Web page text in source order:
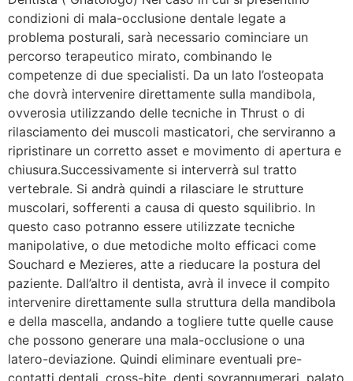
condizioni di mala-occlusione dentale legate a
problema posturali, sarà necessario cominciare un
percorso terapeutico mirato, combinando le
competenze di due specialisti. Da un lato l’osteopata
che dovrà intervenire direttamente sulla mandibola,
ovverosia utilizzando delle tecniche in Thrust o di
rilasciamento dei muscoli masticatori, che serviranno a
ripristinare un corretto asset e movimento di apertura e
chiusura.Successivamente si interverrà sul tratto
vertebrale. Si andrà quindi a rilasciare le strutture
muscolari, sofferenti a causa di questo squilibrio. In
questo caso potranno essere utilizzate tecniche
manipolative, o due metodiche molto efficaci come
Souchard e Mezieres, atte a rieducare la postura del
paziente. Dall’altro il dentista, avrà il invece il compito
intervenire direttamente sulla struttura della mandibola
e della mascella, andando a togliere tutte quelle cause
che possono generare una mala-occlusione o una
latero-deviazione. Quindi eliminare eventuali pre-